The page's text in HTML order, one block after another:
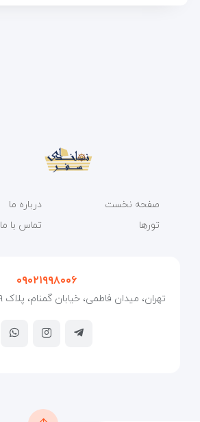
صفحه نخست
تورها
درباره ما
تماس با ما
۰۹۰۲۱۹۹۸۰۰۶
تهران، میدان فاطمی، خیابان گمنام، پلاک ۲۹